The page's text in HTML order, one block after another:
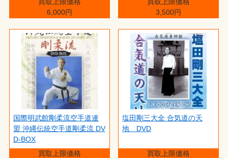
6,000円
3,500円
国際明武館剛柔流空手道連
盟 沖縄伝統空手道剛柔流 DV
D-BOX
買取上限価格
塩田剛三大全 合気道の天
地 DVD
買取上限価格